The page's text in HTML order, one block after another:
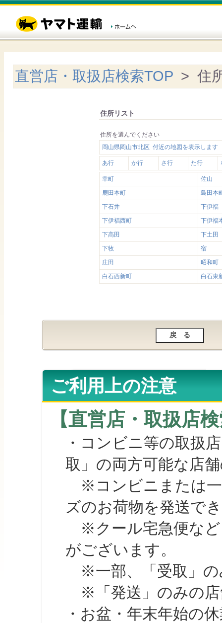
直営店・取扱店検索TOP > 住
住所リスト
住所を選んでください
岡山県岡山市北区 付近の地図を表示します
あ行 か行 さ行 た行
幸町
佐山
鹿田本町
島田本
下石井
下伊福
下伊福西町
下伊福
下高田
下土田
下牧
宿
庄田
昭和町
白石西新町
白石東
ご利用上の注意
【直営店・取扱店
・コンビニ等の取扱
取」の両方可能な店
※コンビニまたは一
ズのお荷物を発送で
※クール宅急便など
がございます。
※一部、「受取」の
※「発送」のみの店
・お盆・年末年始の